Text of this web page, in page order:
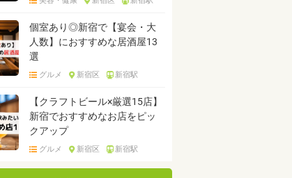
個室あり◎新宿で【宴会・大
人数】におすすめな居酒屋13
選
グルメ 新宿区 新宿駅
【クラフトビール×厳選15店】
新宿でおすすめなお店をピッ
クアップ
グルメ 新宿区 新宿駅